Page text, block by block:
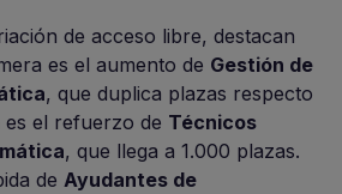
de acceso libre, destacan
es el aumento de Gestión de
, que duplica plazas respecto
es el refuerzo de Técnicos
, que llega a 1.000 plazas.
de Ayudantes de